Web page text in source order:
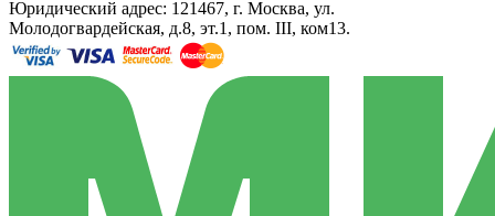
Юридический адрес: 121467, г. Москва, ул.
Молодогвардейская, д.8, эт.1, пом. III, ком13.